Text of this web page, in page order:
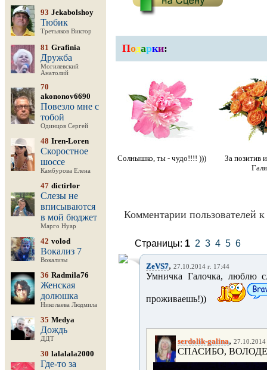
93 Jekabolshoy
Тюбик
Третьяков Виктор
81 Grafinia
Дружба
Могилевский
Анатолий
70
akononov6690
Повезло мне с
тобой
Одинцов Сергей
48 Iren-Loren
Скоростное
шоссе
Камбурова Елена
47 dictirlor
Слезы не
вписываются
в мой бюджет
Марго Нуар
42 volod
Вокализ 7
Вокализы
36 Radmila76
Женская
долюшка
Николаева Людмила
35 Medya
Дождь
ДДТ
30 lalalala2000
Где-то за
Подарки:
Солнышко, ты - чудо!!!! )))
За позитив
Комментарии пользователей
Страницы: 1 2 3 4 5 6
ZeVS7, 27.10.2014 г. 17:44
Умничка Галочка, люблю
проживаешь!))
serdolik-galina, 27.10.2014
СПАСИБО,